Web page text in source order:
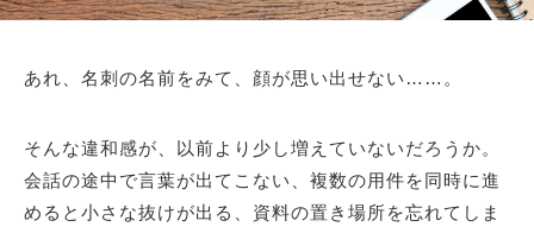
あれ、名刺の名前をみて、顔が思い出せない……。
そんな違和感が、以前より少し増えていないだろうか。
会話の途中で言葉が出てこない、複数の用件を同時に進
めると小さな抜けが出る、資料の置き場所を忘れてしま